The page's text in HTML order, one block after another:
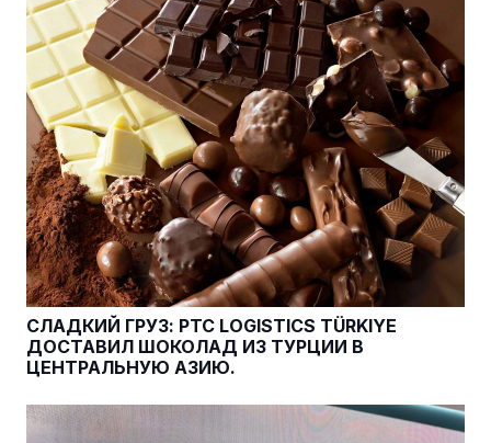
СЛАДКИЙ ГРУЗ: PTC LOGISTICS TÜRKIYE
ДОСТАВИЛ ШОКОЛАД ИЗ ТУРЦИИ В
ЦЕНТРАЛЬНУЮ АЗИЮ.